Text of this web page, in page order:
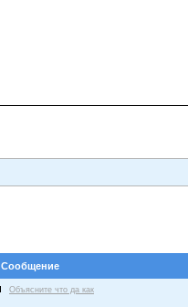
Сообщение
Объясните что да как